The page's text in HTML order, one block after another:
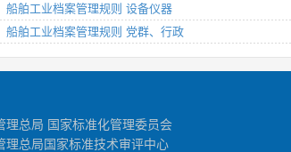
船舶工业档案管理规则 设备仪器
船舶工业档案管理规则 党群、行政
理总局 国家标准化管理委员会
理总局国家标准技术审评中心